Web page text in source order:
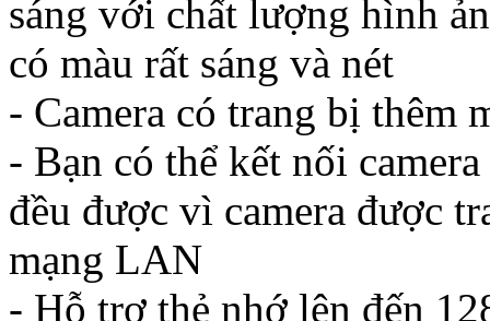
sáng với chất lượng hình
có màu rất sáng và nét
- Camera có trang bị thêm
- Bạn có thể kết nối
đều được vì camera được
mạng LAN
- Hỗ trợ thẻ nhớ lên đến